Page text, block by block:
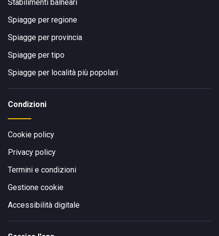
Stabilimenti balneari
Spiagge per regione
Spiagge per provincia
Spiagge per tipo
Spiagge per località più popolari
Condizioni
Cookie policy
Privacy policy
Termini e condizioni
Gestione cookie
Accessibilità digitale